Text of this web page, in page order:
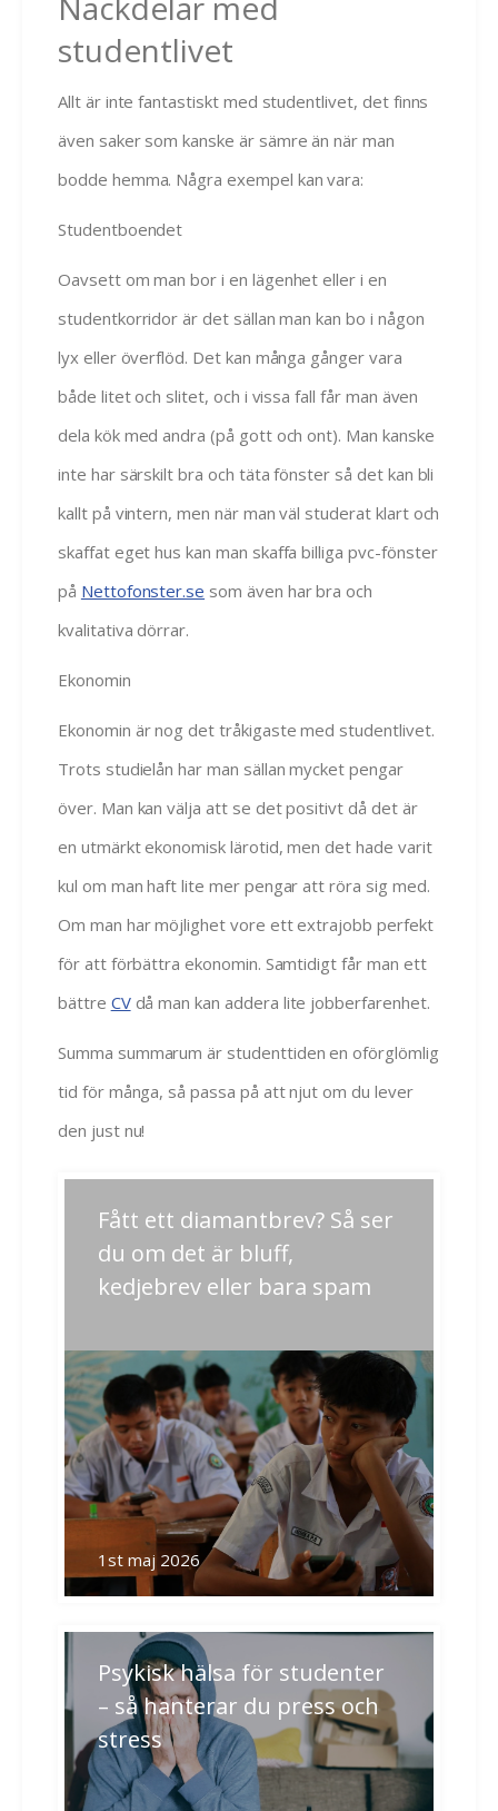
studentlivet
Allt är inte fantastiskt med studentlivet, det finns
även saker som kanske är sämre än när man
bodde hemma. Några exempel kan vara:
Studentboendet
Oavsett om man bor i en lägenhet eller i en
studentkorridor är det sällan man kan bo i någon
lyx eller överflöd. Det kan många gånger vara
både litet och slitet, och i vissa fall får man även
dela kök med andra (på gott och ont). Man kanske
inte har särskilt bra och täta fönster så det kan bli
kallt på vintern, men när man väl studerat klart och
skaffat eget hus kan man skaffa billiga pvc-fönster
på Nettofonster.se som även har bra och
kvalitativa dörrar.
Ekonomin
Ekonomin är nog det tråkigaste med studentlivet.
Trots studielån har man sällan mycket pengar
över. Man kan välja att se det positivt då det är
en utmärkt ekonomisk lärotid, men det hade varit
kul om man haft lite mer pengar att röra sig med.
Om man har möjlighet vore ett extrajobb perfekt
för att förbättra ekonomin. Samtidigt får man ett
bättre CVdå man kan addera lite jobberfarenhet.
Summa summarum är studenttiden en oförglömlig
tid för många, så passa på att njut om du lever
den just nu!
Inläggsnavigering
Previous
post:
Fått ett diamantbrev? Så ser
du om det är bluff,
kedjebrev eller bara spam
1st maj 2026
Psykisk hälsa för studenter
– så hanterar du press och
stress